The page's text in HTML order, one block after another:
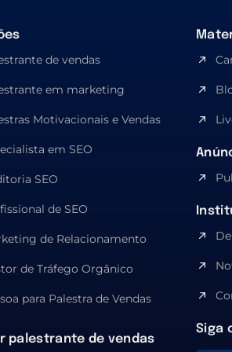
de vendas
em marketing
Motivacionais e Vendas
em SEO​
SEO
de SEO
de Relacionamento
de Tráfego Orgânico
para Palestra de Vendas
palestrante de vendas
Siga